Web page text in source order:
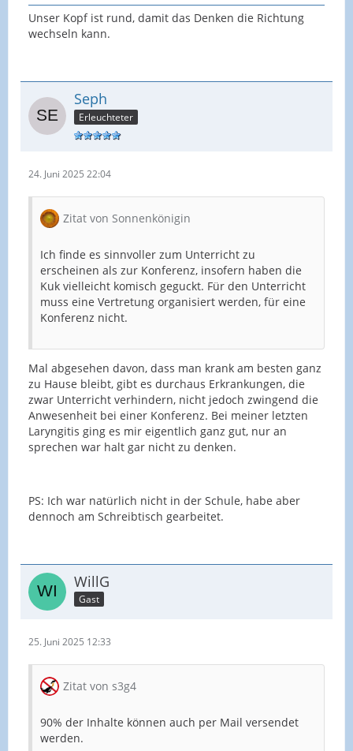
Unser Kopf ist rund, damit das Denken die Richtung
wechseln kann.
Seph
Erleuchteter
24. Juni 2025 22:04
Zitat von Sonnenkönigin
Ich finde es sinnvoller zum Unterricht zu
erscheinen als zur Konferenz, insofern haben die
Kuk vielleicht komisch geguckt. Für den Unterricht
muss eine Vertretung organisiert werden, für eine
Konferenz nicht.
Mal abgesehen davon, dass man krank am besten ganz
zu Hause bleibt, gibt es durchaus Erkrankungen, die
zwar Unterricht verhindern, nicht jedoch zwingend die
Anwesenheit bei einer Konferenz. Bei meiner letzten
Laryngitis ging es mir eigentlich ganz gut, nur an
sprechen war halt gar nicht zu denken.
PS: Ich war natürlich nicht in der Schule, habe aber
dennoch am Schreibtisch gearbeitet.
WillG
Gast
25. Juni 2025 12:33
Zitat von s3g4
90% der Inhalte können auch per Mail versendet
werden.